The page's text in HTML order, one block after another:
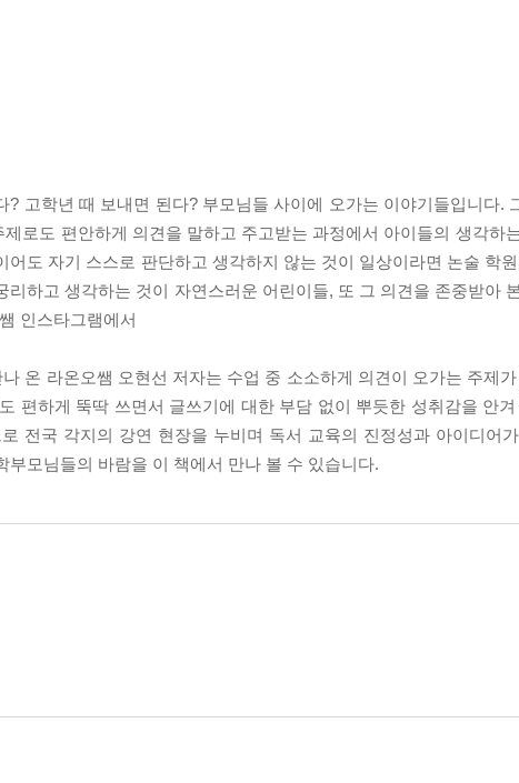
고학년 때 보내면 된다? 부모님들 사이에 오가는 이야기들입니다.
제로도 편안하게 의견을 말하고 주고받는 과정에서 아이들의 생각하
도 자기 스스로 판단하고 생각하지 않는 것이 일상이라면 논술 학
하고 생각하는 것이 자연스러운 어린이들, 또 그 의견을 존중받아
인스타그램에서
온 라온오쌤 오현선 저자는 수업 중 소소하게 의견이 오가는 주제
편하게 뚝딱 쓰면서 글쓰기에 대한 부담 없이 뿌듯한 성취감을 안
전국 각지의 강연 현장을 누비며 독서 교육의 진정성과 아이디어
모님들의 바람을 이 책에서 만나 볼 수 있습니다.